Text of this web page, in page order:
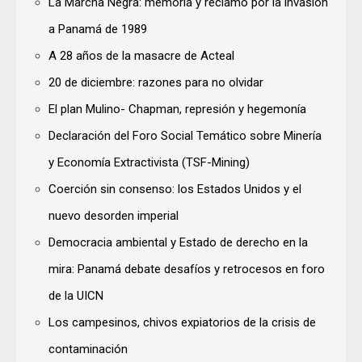
a Panamá de 1989
A 28 años de la masacre de Acteal
20 de diciembre: razones para no olvidar
El plan Mulino- Chapman, represión y hegemonía
Declaración del Foro Social Temático sobre Minería
y Economía Extractivista (TSF-Mining)
Coerción sin consenso: los Estados Unidos y el
nuevo desorden imperial
Democracia ambiental y Estado de derecho en la
mira: Panamá debate desafíos y retrocesos en foro
de la UICN
Los campesinos, chivos expiatorios de la crisis de
contaminación